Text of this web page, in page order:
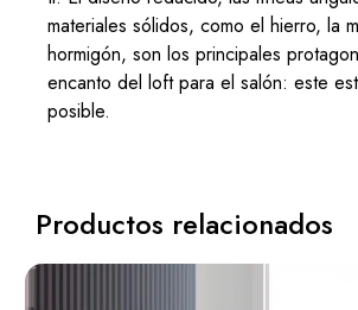
materiales sólidos, como el hierro, la
hormigón, son los principales
encanto del loft para el salón: este
posible.
Productos relacionados